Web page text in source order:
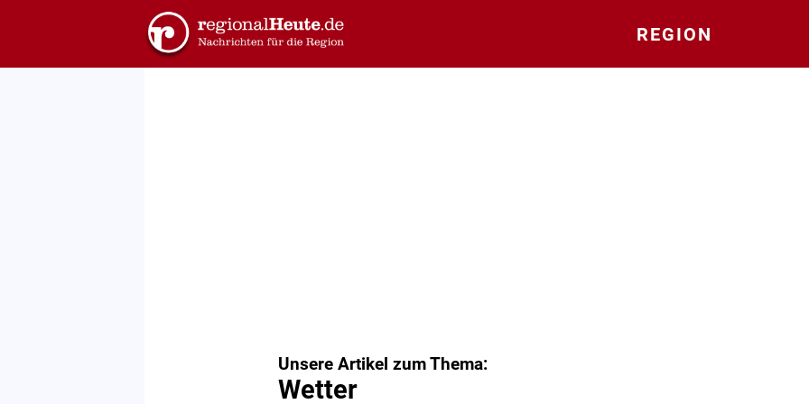
REGION
Unsere Artikel zum Thema:
Wetter